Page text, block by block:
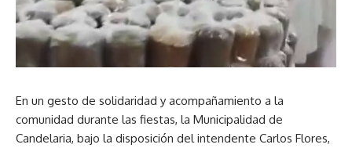
En un gesto de solidaridad y acompañamiento a la
comunidad durante las fiestas, la Municipalidad de
Candelaria, bajo la disposición del intendente Carlos Flores,